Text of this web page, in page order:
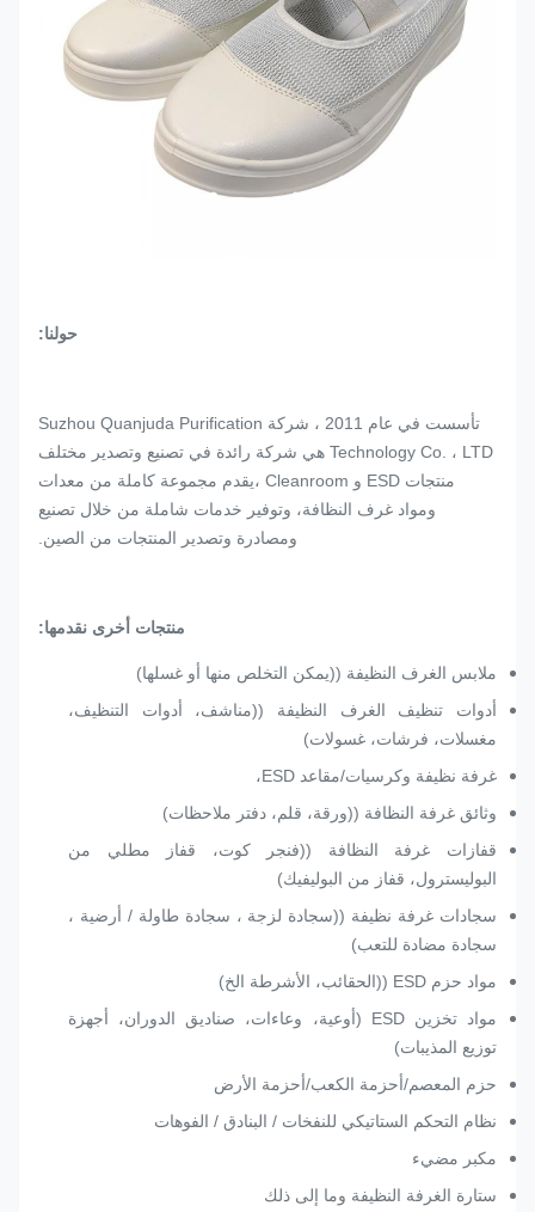
حولنا:
تأسست في عام 2011 ، شركة Suzhou Quanjuda Purification
Technology Co. ، LTD هي شركة رائدة في تصنيع وتصدير مختلف
منتجات ESD و Cleanroom ،يقدم مجموعة كاملة من معدات
ومواد غرف النظافة، وتوفير خدمات شاملة من خلال تصنيع
ومصادرة وتصدير المنتجات من الصين.
منتجات أخرى نقدمها:
ملابس الغرف النظيفة ((يمكن التخلص منها أو غسلها)
أدوات تنظيف الغرف النظيفة ((مناشف، أدوات التنظيف،
مغسلات، فرشات، غسولات)
غرفة نظيفة وكرسيات/مقاعد ESD،
وثائق غرفة النظافة ((ورقة، قلم، دفتر ملاحظات)
قفازات غرفة النظافة ((فنجر كوت، قفاز مطلي من
البوليسترول، قفاز من البوليفيك)
سجادات غرفة نظيفة ((سجادة لزجة ، سجادة طاولة / أرضية ،
سجادة مضادة للتعب)
مواد حزم ESD ((الحقائب، الأشرطة الخ)
مواد تخزين ESD (أوعية، وعاءات، صناديق الدوران، أجهزة
توزيع المذيبات)
حزم المعصم/أحزمة الكعب/أحزمة الأرض
نظام التحكم الستاتيكي للنفخات / البنادق / الفوهات
مكبر مضيء
ستارة الغرفة النظيفة وما إلى ذلك